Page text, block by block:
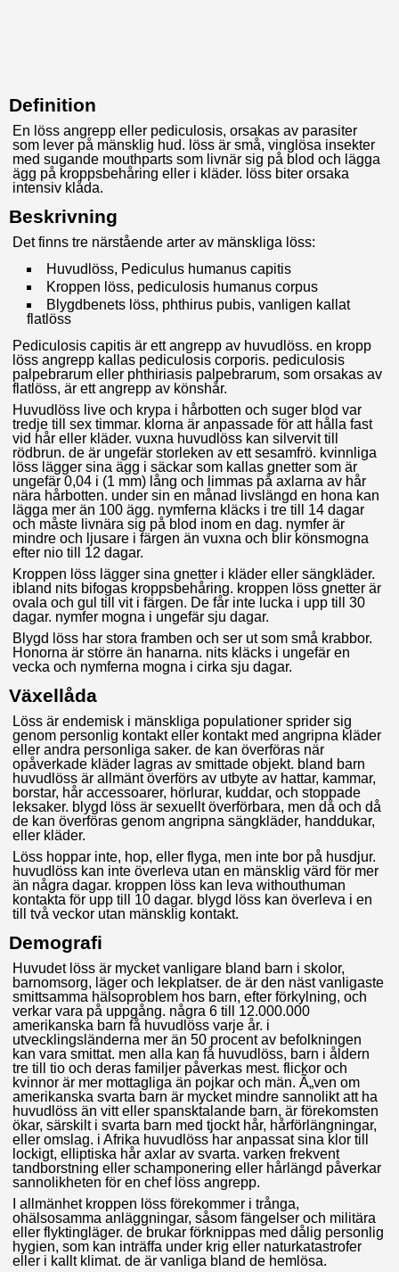
Definition
En löss angrepp eller pediculosis, orsakas av parasiter
som lever på mänsklig hud. löss är små, vinglösa insekter
med sugande mouthparts som livnär sig på blod och lägga
ägg på kroppsbehåring eller i kläder. löss biter orsaka
intensiv klåda.
Beskrivning
Det finns tre närstående arter av mänskliga löss:
Huvudlöss, Pediculus humanus capitis
Kroppen löss, pediculosis humanus corpus
Blygdbenets löss, phthirus pubis, vanligen kallat
flatlöss
Pediculosis capitis är ett angrepp av huvudlöss. en kropp
löss angrepp kallas pediculosis corporis. pediculosis
palpebrarum eller phthiriasis palpebrarum, som orsakas av
flatlöss, är ett angrepp av könshår.
Huvudlöss live och krypa i hårbotten och suger blod var
tredje till sex timmar. klorna är anpassade för att hålla fast
vid hår eller kläder. vuxna huvudlöss kan silvervit till
rödbrun. de är ungefär storleken av ett sesamfrö. kvinnliga
löss lägger sina ägg i säckar som kallas gnetter som är
ungefär 0,04 i (1 mm) lång och limmas på axlarna av hår
nära hårbotten. under sin en månad livslängd en hona kan
lägga mer än 100 ägg. nymferna kläcks i tre till 14 dagar
och måste livnära sig på blod inom en dag. nymfer är
mindre och ljusare i färgen än vuxna och blir könsmogna
efter nio till 12 dagar.
Kroppen löss lägger sina gnetter i kläder eller sängkläder.
ibland nits bifogas kroppsbehåring. kroppen löss gnetter är
ovala och gul till vit i färgen. De får inte lucka i upp till 30
dagar. nymfer mogna i ungefär sju dagar.
Blygd löss har stora framben och ser ut som små krabbor.
Honorna är större än hanarna. nits kläcks i ungefär en
vecka och nymferna mogna i cirka sju dagar.
Växellåda
Löss är endemisk i mänskliga populationer sprider sig
genom personlig kontakt eller kontakt med angripna kläder
eller andra personliga saker. de kan överföras när
opåverkade kläder lagras av smittade objekt. bland barn
huvudlöss är allmänt överförs av utbyte av hattar, kammar,
borstar, hår accessoarer, hörlurar, kuddar, och stoppade
leksaker. blygd löss är sexuellt överförbara, men då och då
de kan överföras genom angripna sängkläder, handdukar,
eller kläder.
Löss hoppar inte, hop, eller flyga, men inte bor på husdjur.
huvudlöss kan inte överleva utan en mänsklig värd för mer
än några dagar. kroppen löss kan leva withouthuman
kontakta för upp till 10 dagar. blygd löss kan överleva i en
till två veckor utan mänsklig kontakt.
Demografi
Huvudet löss är mycket vanligare bland barn i skolor,
barnomsorg, läger och lekplatser. de är den näst vanligaste
smittsamma hälsoproblem hos barn, efter förkylning, och
verkar vara på uppgång. några 6 till 12.000.000
amerikanska barn få huvudlöss varje år. i
utvecklingsländerna mer än 50 procent av befolkningen
kan vara smittat. men alla kan få huvudlöss, barn i åldern
tre till tio och deras familjer påverkas mest. flickor och
kvinnor är mer mottagliga än pojkar och män. Ã„ven om
amerikanska svarta barn är mycket mindre sannolikt att ha
huvudlöss än vitt eller spansktalande barn, är förekomsten
ökar, särskilt i svarta barn med tjockt hår, hårförlängningar,
eller omslag. i Afrika huvudlöss har anpassat sina klor till
lockigt, elliptiska hår axlar av svarta. varken frekvent
tandborstning eller schamponering eller hårlängd påverkar
sannolikheten för en chef löss angrepp.
I allmänhet kroppen löss förekommer i trånga,
ohälsosamma anläggningar, såsom fängelser och militära
eller flyktingläger. de brukar förknippas med dålig personlig
hygien, som kan inträffa under krig eller naturkatastrofer
eller i kallt klimat. de är vanliga bland de hemlösa.